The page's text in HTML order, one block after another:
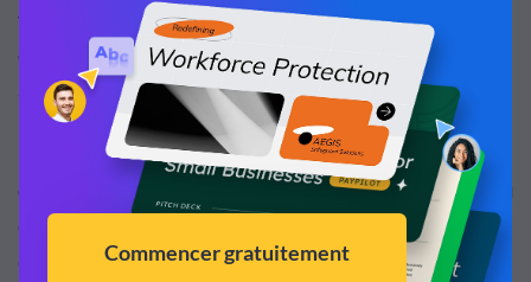
vraiment facile de passer à côté si vous ne vous êtes pas
chronométré, alors assurez-vous de chronométrer votre
argumentaire final avant de le mettre en marche.
Parlez clairement :bien que votre présentation doive
être concise, il est très important de ne pas marmonner ou
de se précipiter. Assurez-vous de suivre les
sept C d'une
communication efficacepour faire passer votre message